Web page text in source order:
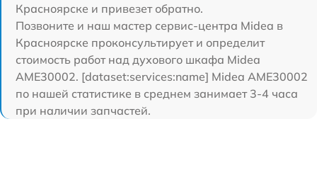
Красноярске и привезет обратно.
Позвоните и наш мастер сервис-центра Midea в
Красноярске проконсультирует и определит
стоимость работ над духового шкафа Midea
AME30002. [dataset:services:name] Midea AME30002
по нашей статистике в среднем занимает 3-4 часа
при наличии запчастей.